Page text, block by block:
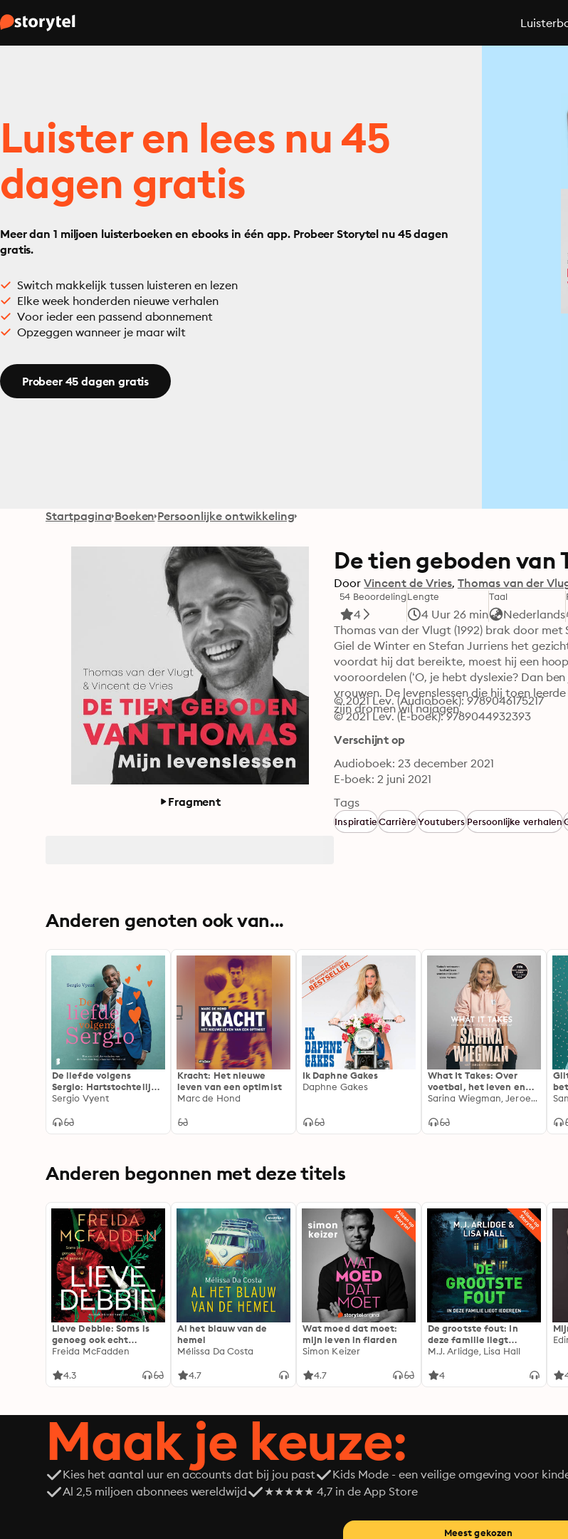
Luister en lees nu 45
dagen gratis
Meer dan 1 miljoen luisterboeken en ebooks in één app. Probeer Storytel nu 45 dagen
gratis.
Switch makkelijk tussen luisteren en lezen
Elke week honderden nieuwe verhalen
Voor ieder een passend abonnement
Opzeggen wanneer je maar wilt
Probeer 45 dagen gratis
Startpagina Boeken Persoonlijke ontwikkeling
Fragment
De tien geboden van
Door Vincent de Vries Thomas van der
54 Beoordeling
4
Lengte
4 Uur 26 min
Taal
Nederlands
Thomas van der Vlugt (1992) brak door
Giel de Winter en Stefan Jurriens het
voordat hij dat bereikte, moest hij een
vooroordelen (‘O, je hebt dyslexie? Dan
vrouwen. De levenslessen die hij toen
zijn dromen wil najagen.
© 2021 Lev. (Audioboek): 9789046175217
© 2021 Lev. (E-boek): 9789044932393
Verschijnt op
Audioboek: 23 december 2021
E-boek: 2 juni 2021
Tags
InspiratieCarrièreYoutubersPersoonlijke verhalen
Anderen genoten ook van...
De liefde volgens
Sergio: Hartstochtelijke
verhalen van de
van Nederland
Sergio Vyent
Kracht: Het nieuwe
leven van een optimist
Marc de Hond
Ik Daphne Gakes
Daphne Gakes
What It Takes: Over
voetbal, het leven en
leiderschap
Sarina Wiegman, Jeroen Visscher
Anderen begonnen met deze titels
Lieve Debbie: Soms is
genoeg ook echt
genoeg...
Freida McFadden
4.3
Al het blauw van de
hemel
Mélissa Da Costa
4.7
Wat moed dat moet:
mijn leven in flarden
Simon Keizer
4.7
De grootste fout: In
deze familie liegt
iedereen
M.J. Arlidge, Lisa Hall
4
Maak je keuze:
Kies het aantal uur en accounts dat bij jou past Kids Mode - een veilige omgeving voor
Al 2,5 miljoen abonnees wereldwijd
★★★★★ 4,7 in de App Store
Meest gekozen